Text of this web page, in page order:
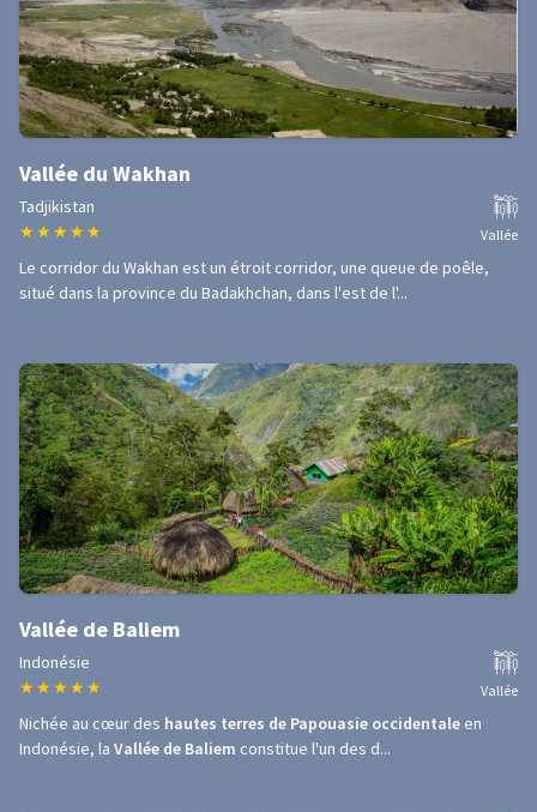
Vallée du Wakhan
Tadjikistan
★ ★ ★ ★ ★ Vallée
Le corridor du Wakhan est un étroit corridor, une queue de poêle,
situé dans la province du Badakhchan, dans l'est de l'...
Vallée de Baliem
Indonésie
★ ★ ★ ★ ★ Vallée
Nichée au cœur des hautes terres de Papouasie occidentale en
Indonésie, la Vallée de Baliem constitue l'un des d...